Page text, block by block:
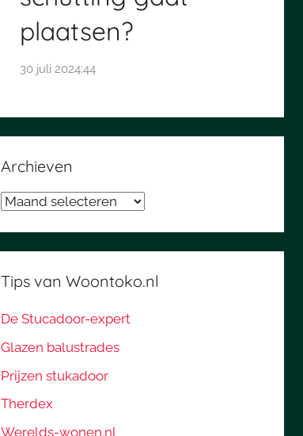
plaatsen?
30 juli 2024:44
Archieven
Archieven
Tips van Woontoko.nl
De Stucadoor-expert
Glazen balustrades
Prijzen stukadoor
Therdex
Werelds-wonen.nl